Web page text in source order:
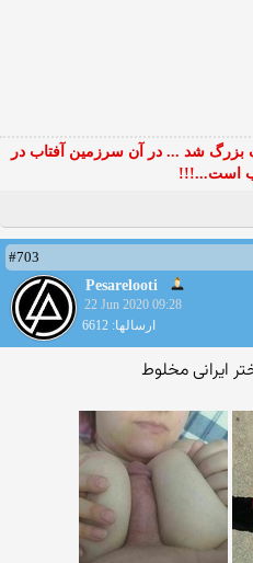
شد ... در آن سرزمین آفتاب در
است...!!!
#703
Pesarelooti
22 Jun 2020 09:28
ارسالها: 6612
ایرانی مخلوط